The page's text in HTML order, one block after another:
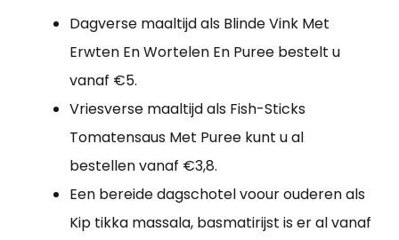
Dagverse maaltijd als Blinde Vink Met
Erwten En Wortelen En Puree bestelt u
vanaf €5.
Vriesverse maaltijd als Fish-Sticks
Tomatensaus Met Puree kunt u al
bestellen vanaf €3,8.
Een bereide dagschotel voour ouderen als
Kip tikka massala, basmatirijst is er al vanaf